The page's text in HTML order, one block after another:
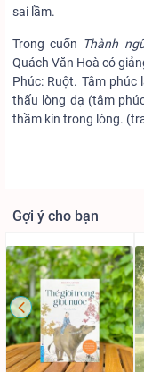
sai lầm.
Trong cuốn Thành
Quách Văn Hoà có
Phúc: Ruột. Tâm
thấu lòng dạ (tâm
thầm kín trong lòng.
Gợi ý cho bạn